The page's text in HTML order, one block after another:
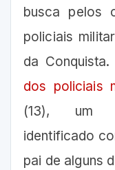
busca pelos
policiais
da
dos policiais
(13), um
identificado
pai de alguns